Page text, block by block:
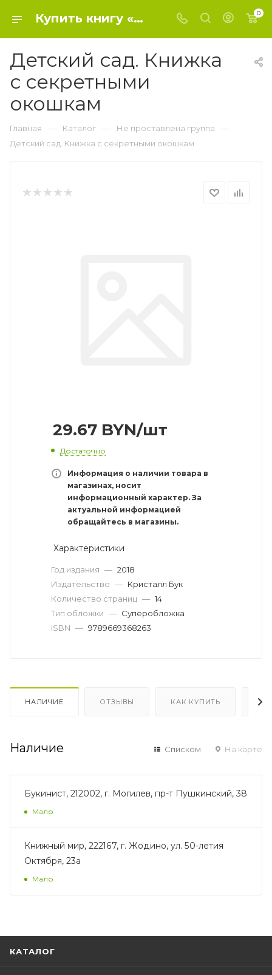
Купить книгу «Детский сад. Книжка с секретными окошкам» 2018, - Не проставлена группа 0
Детский сад. Книжка
с секретными
окошкам
Главная — Каталог — Не проставлена группа —
Детский сад. Книжка с секретными окошкам
29.67 BYN/шт
Достаточно
Информация о наличии товара в
магазинах, носит
информационный характер. За
актуальной информацией
обращайтесь в магазины.
Характеристики
Год издания — 2018
Издательство — Кристалл Бук
Количество страниц — 14
Тип обложки — Суперобложка
ISBN — 9789669368263
НАЛИЧИЕ ОТЗЫВЫ КАК КУПИТЬ
Наличие Списком На карте
Букинист, 212002, г. Могилев, пр-т Пушкинский, 38
Мало
Книжный мир, 222167, г. Жодино, ул. 50-летия
Октября, 23а
Мало
КАТАЛОГ